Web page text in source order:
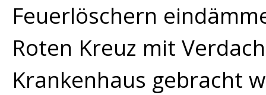
Feuerlöschern
Roten Kreuz mit
Krankenhaus gebracht